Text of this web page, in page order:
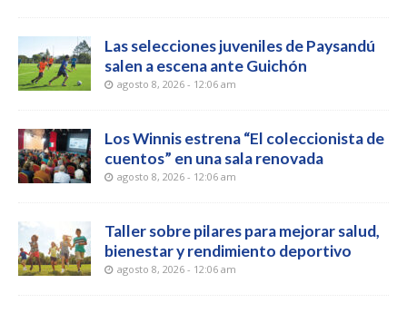
Las selecciones juveniles de Paysandú
salen a escena ante Guichón
agosto 8, 2026 - 12:06 am
Los Winnis estrena “El coleccionista de
cuentos” en una sala renovada
agosto 8, 2026 - 12:06 am
Taller sobre pilares para mejorar salud,
bienestar y rendimiento deportivo
agosto 8, 2026 - 12:06 am